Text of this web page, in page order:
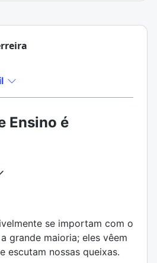
Ensino é
se importam com o
grande maioria; eles vêem
escutam nossas queixas.